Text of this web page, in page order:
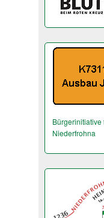
Bürgerinitiative
Niederfrohna